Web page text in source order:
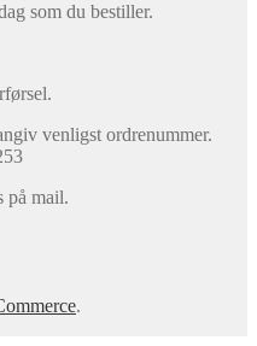
som du bestiller.
venligst ordrenummer.
på mail.
.